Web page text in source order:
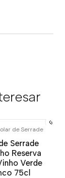
de Serrade
Serrade
Reserva
Verde
75cl